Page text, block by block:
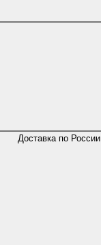
Доставка по России